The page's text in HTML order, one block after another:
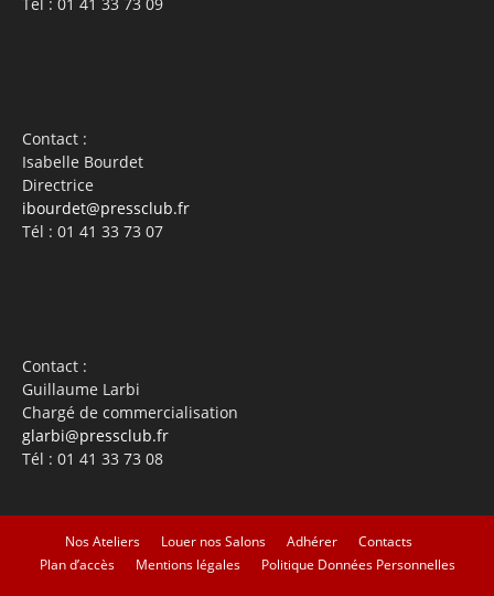
Contact :
Isabelle Bourdet
Directrice
ibourdet@pressclub.fr
Tél : 01 41 33 73 07
Contact :
Guillaume Larbi
Chargé de commercialisation
glarbi@pressclub.fr
Tél : 01 41 33 73 08
Nos Ateliers Louer nos Salons Adhérer
Contacts
Plan d’accès
Mentions légales Politique Données Personnelles